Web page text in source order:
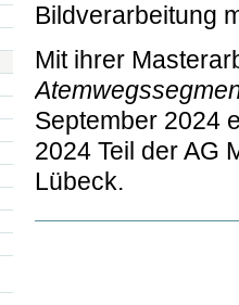
Bildverarbeitung
Mit ihrer
September 2024
2024 Teil der AG
Lübeck.